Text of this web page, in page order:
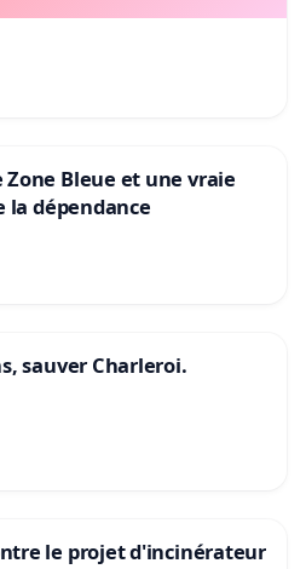
Bleue et une vraie
la dépendance
sauver Charleroi.
le projet d'incinérateur